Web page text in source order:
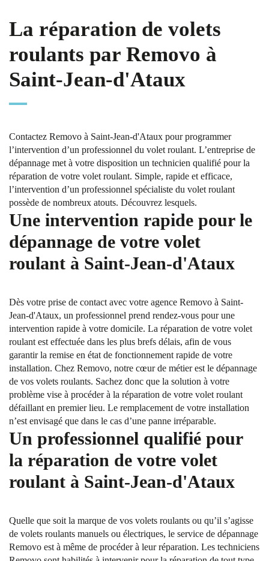
La réparation de volets
roulants par Removo à
Saint-Jean-d'Ataux
Contactez Removo à Saint-Jean-d'Ataux pour programmer
l’intervention d’un professionnel du volet roulant. L’entreprise de
dépannage met à votre disposition un technicien qualifié pour la
réparation de votre volet roulant. Simple, rapide et efficace,
l’intervention d’un professionnel spécialiste du volet roulant
possède de nombreux atouts. Découvrez lesquels.
Une intervention rapide pour le
dépannage de votre volet
roulant à Saint-Jean-d'Ataux
Dès votre prise de contact avec votre agence Removo à Saint-
Jean-d'Ataux, un professionnel prend rendez-vous pour une
intervention rapide à votre domicile. La réparation de votre volet
roulant est effectuée dans les plus brefs délais, afin de vous
garantir la remise en état de fonctionnement rapide de votre
installation. Chez Removo, notre cœur de métier est le dépannage
de vos volets roulants. Sachez donc que la solution à votre
problème vise à procéder à la réparation de votre volet roulant
défaillant en premier lieu. Le remplacement de votre installation
n’est envisagé que dans le cas d’une panne irréparable.
Un professionnel qualifié pour
la réparation de votre volet
roulant à Saint-Jean-d'Ataux
Quelle que soit la marque de vos volets roulants ou qu’il s’agisse
de volets roulants manuels ou électriques, le service de dépannage
Removo est à même de procéder à leur réparation. Les techniciens